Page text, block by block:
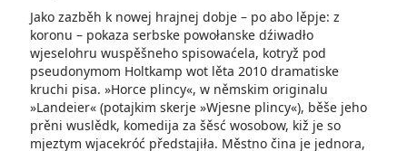
Jako zazběh k nowej hrajnej dobje – po abo lěpje: z
koronu – pokaza serbske powołanske dźiwadło
wjeselohru wuspěšneho spisowaćela, kotryž pod
pseudonymom Holtkamp wot lěta 2010 dramatiske
kruchi pisa. »Horce plincy«, w němskim originalu
»Landeier« (potajkim skerje »Wjesne plincy«), běše jeho
prěni wuslědk, komedija za šěsć wosobow, kiž je so
mjeztym wjacekróć předstajiła. Městno čina je jednora,